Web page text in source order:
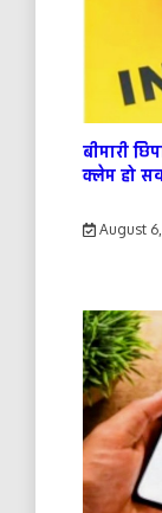
बीमारी
क्लेम हो
August